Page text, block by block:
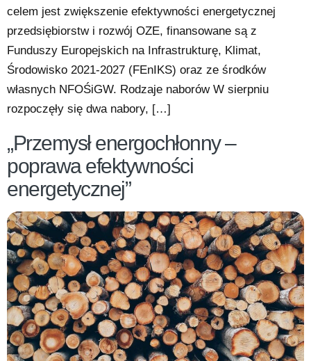
celem jest zwiększenie efektywności energetycznej
przedsiębiorstw i rozwój OZE, finansowane są z
Funduszy Europejskich na Infrastrukturę, Klimat,
Środowisko 2021-2027 (FEnIKS) oraz ze środków
własnych NFOŚiGW. Rodzaje naborów W sierpniu
rozpoczęły się dwa nabory, […]
„Przemysł energochłonny –
poprawa efektywności
energetycznej”